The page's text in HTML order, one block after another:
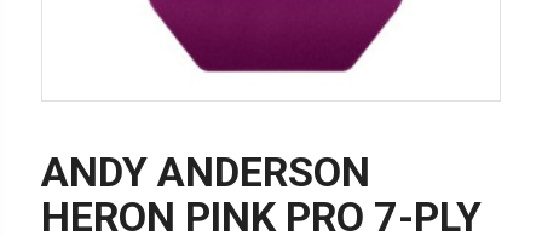
ANDY ANDERSON
HERON PINK PRO 7-PLY